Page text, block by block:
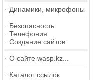
· Динамики, микрофоны
· Безопасность
· Телефония
· Создание сайтов
· О сайте wasp.kz...
· Каталог ссылок